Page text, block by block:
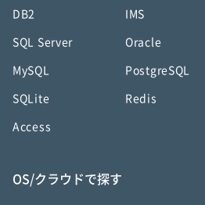
DB2 IMS
SQL Server Oracle
MySQL PostgreSQL
SQLite Redis
Access
OS/クラウドで探す